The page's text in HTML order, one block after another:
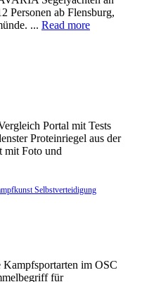
Personen ab Flensburg,
... Read more
Portal mit Tests
Proteinriegel aus der
mit Foto und
Selbstverteidigung
im OSC
für